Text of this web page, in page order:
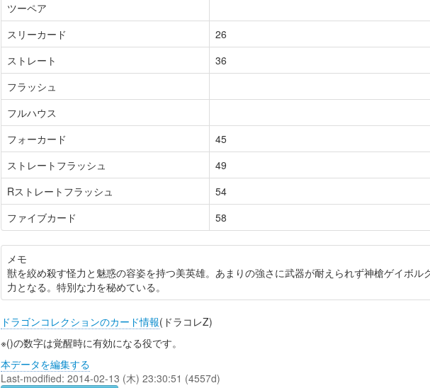
ツーペア
スリーカード
26
ストレート
36
フラッシュ
フルハウス
フォーカード
45
ストレートフラッシュ
49
Rストレートフラッシュ
54
ファイブカード
58
メモ
獣を絞め殺す怪力と魅惑の容姿を持つ美英雄。あまりの強さに武器が耐えられず神槍ゲイボル
力となる。特別な力を秘めている。
ドラゴンコレクションのカード情報(ドラコレZ)
※()の数字は覚醒時に有効になる役です。
本データを編集する
Last-modified: 2014-02-13 (木) 23:30:51 (4557d)